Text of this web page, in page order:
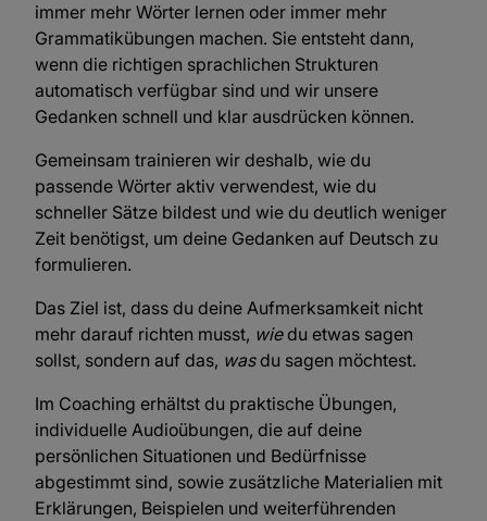
immer mehr Wörter lernen oder immer mehr
Grammatikübungen machen. Sie entsteht dann,
wenn die richtigen sprachlichen Strukturen
automatisch verfügbar sind und wir unsere
Gedanken schnell und klar ausdrücken können.
Gemeinsam trainieren wir deshalb, wie du
passende Wörter aktiv verwendest, wie du
schneller Sätze bildest und wie du deutlich weniger
Zeit benötigst, um deine Gedanken auf Deutsch zu
formulieren.
Das Ziel ist, dass du deine Aufmerksamkeit nicht
mehr darauf richten musst, wiedu etwas sagen
sollst, sondern auf das, wasdu sagen möchtest.
Im Coaching erhältst du praktische Übungen,
individuelle Audioübungen, die auf deine
persönlichen Situationen und Bedürfnisse
abgestimmt sind, sowie zusätzliche Materialien mit
Erklärungen, Beispielen und weiterführenden